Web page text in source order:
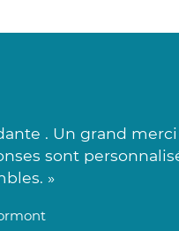
. Un grand
sont
»